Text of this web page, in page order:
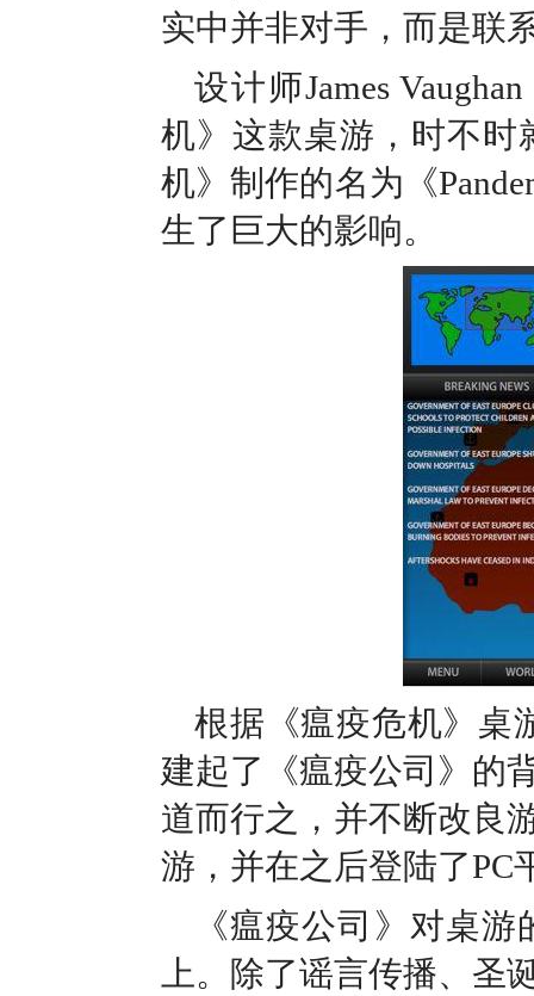
实中并非对手，而是联
设计师James
机》这款桌游，时不时
机》制作的名为《
生了巨大的影响。
根据《瘟疫危机》桌
建起了《瘟疫公司》的
道而行之，并不断改良
游，并在之后登陆了PC
《瘟疫公司》对桌
上。除了谣言传播、